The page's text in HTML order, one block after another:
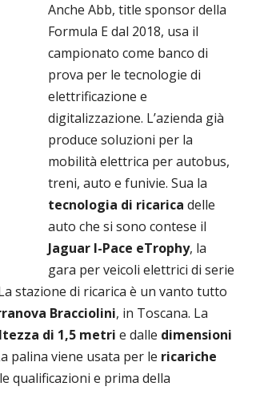
Anche Abb, title sponsor della
Formula E dal 2018, usa il
campionato come banco di
prova per le tecnologie di
elettrificazione e
digitalizzazione. L’azienda già
produce soluzioni per la
mobilità elettrica per autobus,
treni, auto e funivie. Sua la
tecnologia di ricarica delle
auto che si sono contese il
Jaguar I-Pace eTrophy, la
gara per veicoli elettrici di serie
stazione di ricarica è un vanto tutto
Bracciolini, in Toscana. La
di 1,5 metri e dalle dimensioni
palina viene usata per le ricariche
qualificazioni e prima della